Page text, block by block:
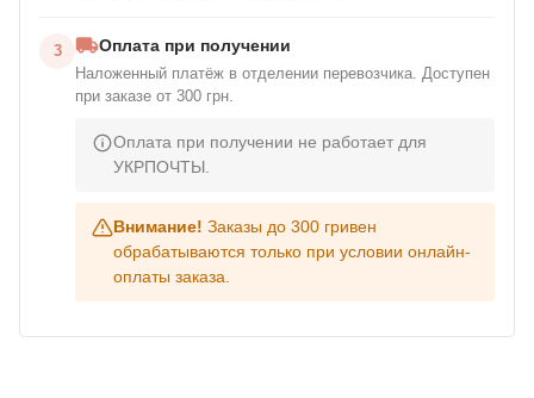
3 Оплата при получении
Наложенный платёж в отделении перевозчика. Доступен
при заказе от 300 грн.
Оплата при получении не работает для
УКРПОЧТЫ.
Внимание! Заказы до 300 гривен
обрабатываются только при условии онлайн-
оплаты заказа.